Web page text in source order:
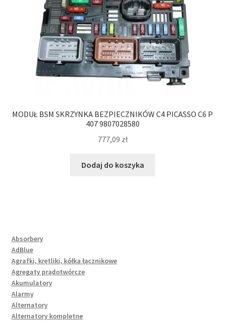
MODUŁ BSM SKRZYNKA BEZPIECZNIKÓW C4 PICASSO C6 P
407 9807028580
777,09 zł
Dodaj do koszyka
Absorbery
AdBlue
Agrafki, krętliki, kółka łącznikowe
Agregaty prądotwórcze
Akumulatory
Alarmy
Alternatory
Alternatory kompletne